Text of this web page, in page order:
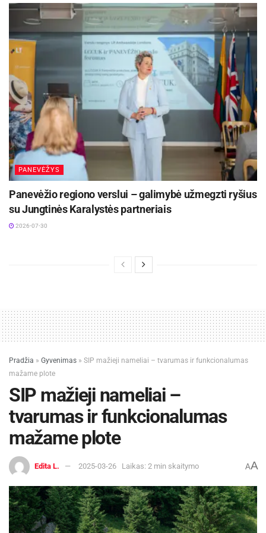
PANEVĖŽYS
Panevėžio regiono verslui – galimybė užmegzti ryšius
su Jungtinės Karalystės partneriais
2026-07-30
Pradžia » Gyvenimas » SIP mažieji nameliai – tvarumas ir funkcionalumas
mažame plote
SIP mažieji nameliai –
tvarumas ir funkcionalumas
mažame plote
Edita L. 2025-03-26 Laikas: 2 min skaitymo AA